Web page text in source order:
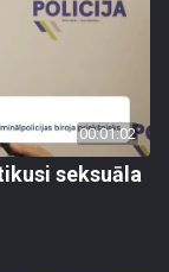
00:01:02
seksuāla